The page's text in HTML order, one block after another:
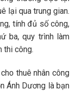
lại qua trung gian.
tính đủ số công,
ba, quy trình làm
thi công.
thuê nhân công
Ánh Dương là bạn